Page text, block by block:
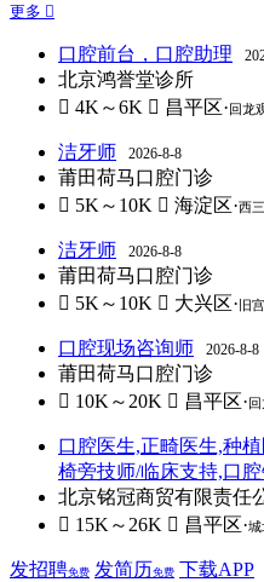
更多 
口腔前台，口腔助理
北京鸿誉堂诊所
 4K～6K  昌平区·回龙
洁牙师 2026-8-8
莆田荷马口腔门诊
 5K～10K  海淀区·西
洁牙师 2026-8-8
莆田荷马口腔门诊
 5K～10K  大兴区· 旧
口腔现场咨询师 2026-8-8
莆田荷马口腔门诊
 10K～20K  昌平区·
口腔医生,正畸医生,种
椅旁技师/临床支持,口
北京铭冠商贸有限责任
 15K～26K  昌平区·城
发招聘免费 发简历免费 下载APP